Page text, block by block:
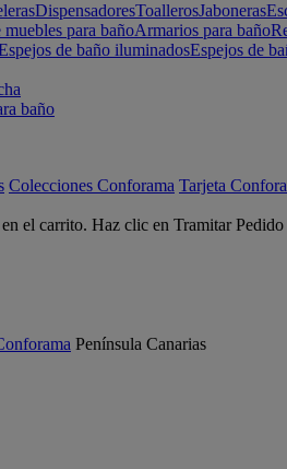
DispensadoresToallerosJaboneras
para bañoArmarios para baño
de baño iluminadosEspejos de
baño
Colecciones Conforama Tarjeta
el carrito. Haz clic en Tramitar Pedido
Península Canarias